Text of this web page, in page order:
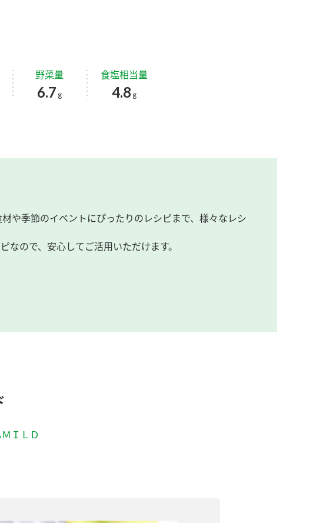
野菜量
6.7 g
食塩相当量
4.8 g
や季節のイベントにぴったりのレシピまで、様々なレシ
なので、安心してご活用いただけます。
ＩＬＤ